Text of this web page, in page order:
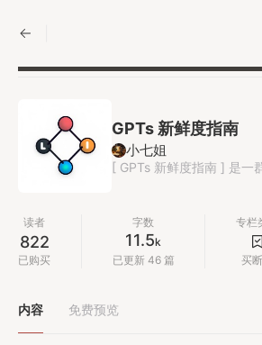
GPTs 新鲜度指南
小七姐
[ GPTs 新鲜度指南 ] 是一
读者
822
已购买
字数
11.5k
已更新 46 篇
专栏
买
内容 免费预览